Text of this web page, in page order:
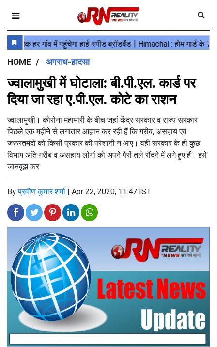
HOME अपराध-हादसा
ज्वालामुखी में घोटाला: बी.पी.एल. कार्ड पर
दिया जा रहा ए.पी.एल. कोटे का राशन
ज्वालामुखी। कोरोना महामारी के बीच जहां केंद्र सरकार व राज्य सरकार
पिछले एक महीने से लगातार आह्वान कर रही हैं कि गरीब, असहाय एवं
जरूरतमंदों को किसी प्रकार की परेशानी न आए। वहीं सरकार के ही कुछ
विभाग अति गरीब व असहाय लोगों को अपने पैरों तले रौंदने में लगे हुए हैं। इसे
जानबूझ कर
Byप्रवीण कुमार शर्मा | Apr 22, 2020, 11:47 IST